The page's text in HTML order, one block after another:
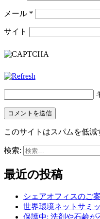
メール *
サイト
このサイトはスパムを低減
検索:
最近の投稿
シェアオフィスのご
世界環境ネットサミ
保護中: 洗剤や石鹼